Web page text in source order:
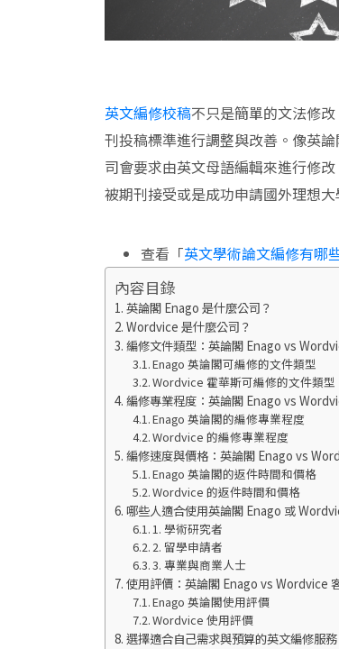
英文編修校稿不只是簡單的文法修
刊投稿標準進行調整與改善。像英
司會要求由英文母語編輯來進行修
被期刊接受或是成功申請國外理想大
查看「英文學術論文編修有哪
內容目錄
英論閣 Enago 是什麼公司？
Wordvice 是什麼公司？
編修文件類型：英論閣 Enago vs
Enago 英論閣可編修的文件類型
Wordvice 霍華斯可編修的文件類型
編修專業程度：英論閣 Enago vs
Enago 英論閣的編修專業程度
Wordvice 的編修專業程度
編修速度與價格：英論閣 Enago vs
Enago 英論閣的返件時間和價格
Wordvice 的返件時間和價格
哪些人適合使用英論閣 Enago 或
1. 學術研究者
2. 留學申請者
3. 專業與商業人士
使用評價：英論閣 Enago vs Wordvice
Enago 英論閣使用評價
Wordvice 使用評價
選擇適合自己需求與預算的英文編修服